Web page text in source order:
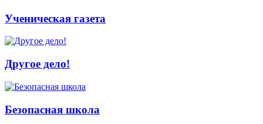
Ученическая газета
Другое дело!
Безопасная школа